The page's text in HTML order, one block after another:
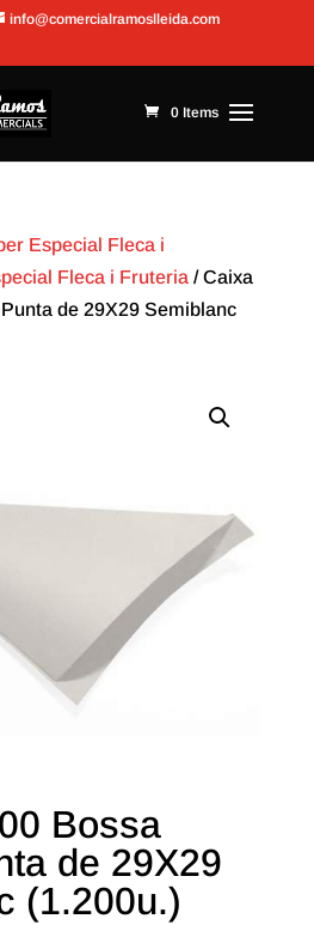
info@comercialramoslleida.com
0 Items
Especial Fleca i
Fleca i Fruteria / Caixa
de 29X29 Semiblanc
Bossa
de 29X29
(1.200u.)